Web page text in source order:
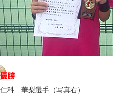
仁科 華梨選手（写真右）